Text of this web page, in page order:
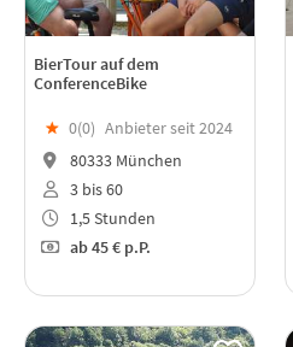
BierTour auf dem
ConferenceBike
★ 0(0) Anbieter seit 2024
80333 München
3 bis 60
1,5 Stunden
ab45 € p.P.